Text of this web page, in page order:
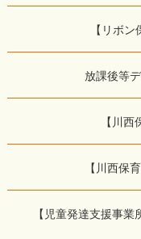
【リボ
放課後等
【川
【川西保
【児童発達支援事